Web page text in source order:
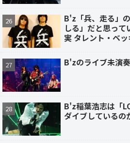
B'z「兵、走る」
しる」だと思っ
実 タレント・ベッ
B'zのライブ未演
B'z稲葉浩志は「
ダイブしているの